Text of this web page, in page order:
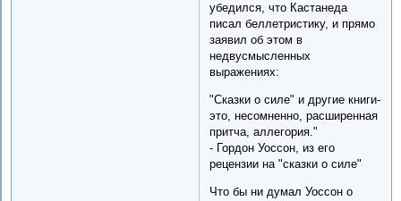
убедился, что Кастанеда
писал беллетристику, и прямо
заявил об этом в
недвусмысленных
выражениях:
"Сказки о силе" и другие книги-
это, несомненно, расширенная
притча, аллегория."
- Гордон Уоссон, из его
рецензии на "сказки о силе"
Что бы ни думал Уоссон о